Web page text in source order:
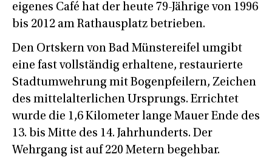
eigenes Café hat der heute 79-Jährige von 1996
bis 2012 am Rathausplatz betrieben.
Den Ortskern von Bad Münstereifel umgibt
eine fast vollständig erhaltene, restaurierte
Stadtumwehrung mit Bogenpfeilern, Zeichen
des mittelalterlichen Ursprungs. Errichtet
wurde die 1,6 Kilometer lange Mauer Ende des
13. bis Mitte des 14. Jahrhunderts. Der
Wehrgang ist auf 220 Metern begehbar.